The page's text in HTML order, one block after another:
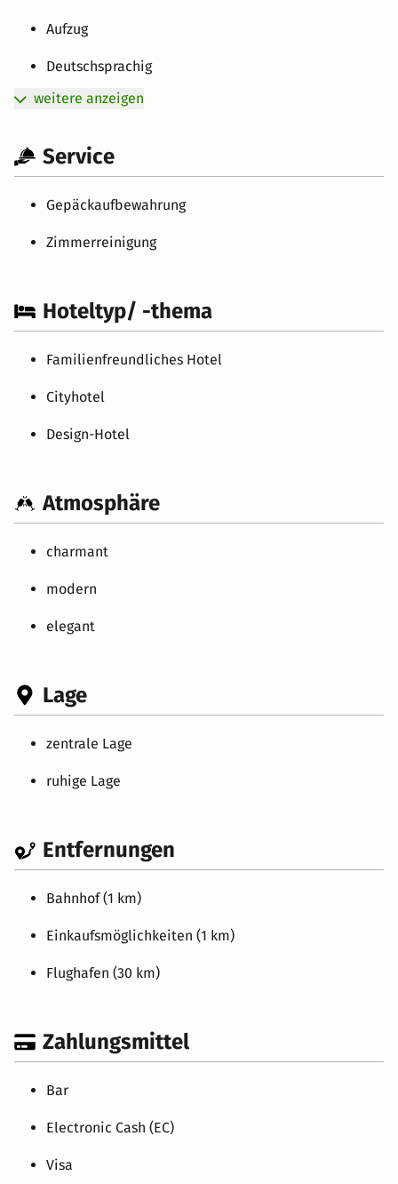
Aufzug
Deutschsprachig
weitere anzeigen
Service
Gepäckaufbewahrung
Zimmerreinigung
Hoteltyp/ -thema
Familienfreundliches Hotel
Cityhotel
Design-Hotel
Atmosphäre
charmant
modern
elegant
Lage
zentrale Lage
ruhige Lage
Entfernungen
Bahnhof (1 km)
Einkaufsmöglichkeiten (1 km)
Flughafen (30 km)
Zahlungsmittel
Bar
Electronic Cash (EC)
Visa